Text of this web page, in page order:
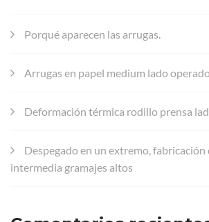
Porqué aparecen las arrugas.
Arrugas en papel medium lado
Deformación térmica rodillo prensa
Despegado en un extremo, fabricación
intermedia gramajes altos